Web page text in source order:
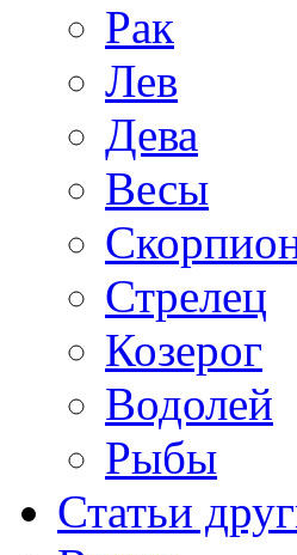
Рак
Лев
Дева
Весы
Стрелец
Козерог
Водолей
Рыбы
Статьи